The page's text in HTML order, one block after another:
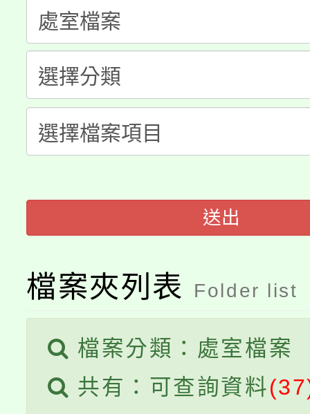
場熱烈登場!
8/21下午1時於龍潭區
徵才活動。
YOUNG桃局內行報名
局官網。
8月14至27日，桃園電
開!
115年桃園市運動會8/
田徑場及游泳池舉行。
桃園市低收入戶享有免
視費優惠，中低收入戶
半價優惠，詳情可洽有
者。
份教師增能研習
大溪自造教育及科技
會
115年食農教育專業人
送出
檔案夾列表 Folder list
檔案分類：處室檔案
共有：可查詢資料